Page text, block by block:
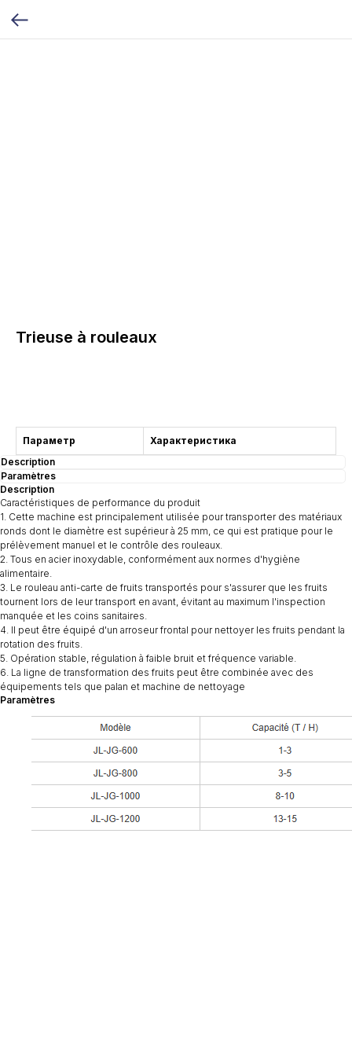
Trieuse à rouleaux
Параметр
Характеристика
Description
Paramètres
Description
Caractéristiques de performance du produit
1. Cette machine est principalement utilisée pour transporter des matériaux
ronds dont le diamètre est supérieur à 25 mm, ce qui est pratique pour le
prélèvement manuel et le contrôle des rouleaux.
2. Tous en acier inoxydable, conformément aux normes d'hygiène
alimentaire.
3. Le rouleau anti-carte de fruits transportés pour s'assurer que les fruits
tournent lors de leur transport en avant, évitant au maximum l'inspection
manquée et les coins sanitaires.
4. Il peut être équipé d'un arroseur frontal pour nettoyer les fruits pendant la
rotation des fruits.
5. Opération stable, régulation à faible bruit et fréquence variable.
6. La ligne de transformation des fruits peut être combinée avec des
équipements tels que palan et machine de nettoyage
Paramètres